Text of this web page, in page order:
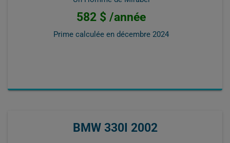
582 $ /année
Prime calculée en décembre 2024
BMW 330I 2002